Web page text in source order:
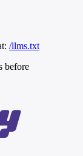
/llms.txt
before